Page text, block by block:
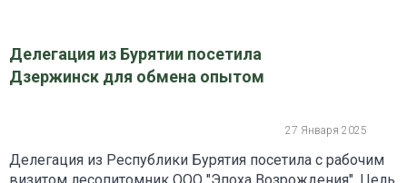
Делегация из Бурятии посетила
Дзержинск для обмена опытом
27 Января 2025
Делегация из Республики Бурятия посетила с рабочим